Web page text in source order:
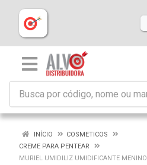
INÍCIO
COSMETICOS
CREME PARA PENTEAR
MURIEL UMIDILIZ UMIDIFICANTE MENINO